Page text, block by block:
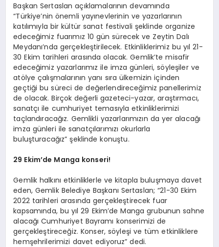
Başkan Sertaslan açıklamalarının devamında
“Türkiye’nin önemli yayınevlerinin ve yazarlarının
katılımıyla bir kültür sanat festivali şeklinde organize
edeceğimiz fuarımız 10 gün sürecek ve Zeytin Dalı
Meydanı’nda gerçekleştirilecek. Etkinliklerimiz bu yıl 21-
30 Ekim tarihleri arasında olacak. Gemlik’te misafir
edeceğimiz yazarlarımız ile imza günleri, söyleşiler ve
atölye çalışmalarının yanı sıra ülkemizin içinden
geçtiği bu süreci de değerlendireceğimiz panellerimiz
de olacak. Birçok değerli gazeteci-yazar, araştırmacı,
sanatçı ile cumhuriyet temasıyla etkinliklerimizi
taçlandıracağız. Gemlikli yazarlarımızın da yer alacağı
imza günleri ile sanatçılarımızı okurlarla
buluşturacağız” şeklinde konuştu.
29 Ekim’de Manga konseri!
Gemlik halkını etkinliklerle ve kitapla buluşmaya davet
eden, Gemlik Belediye Başkanı Sertaslan; “21-30 Ekim
2022 tarihleri arasında gerçekleştirecek fuar
kapsamında, bu yıl 29 Ekim’de Manga grubunun sahne
alacağı Cumhuriyet Bayramı konserimizi de
gerçekleştireceğiz. Konser, söyleşi ve tüm etkinliklere
hemşehrilerimizi davet ediyoruz” dedi.